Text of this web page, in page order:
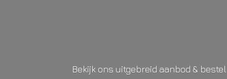
Bekijk ons uitgebreid aanbod & bestel